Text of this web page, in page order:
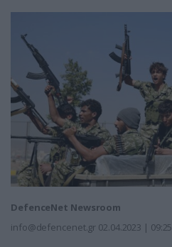
DefenceNet Newsroom
info@defencenet.gr 02.04.2023 | 09:25